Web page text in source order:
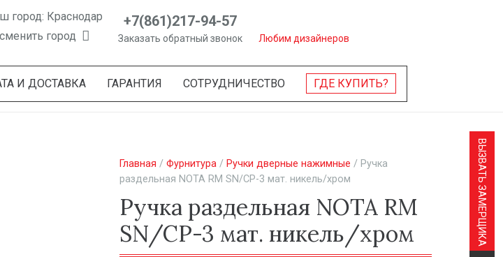
город: Краснодар
сменить город
+7(861)217-94-57
Заказать обратный звонок Любим дизайнеров
И ДОСТАВКА ГАРАНТИЯ СОТРУДНИЧЕСТВО ГДЕ КУПИТЬ?
Главная /Фурнитура / Ручки дверные нажимные / Ручка
раздельная NOTA RM SN/CP-3 мат. никель/хром
Ручка раздельная NOTA RM
SN/CP-3 мат. никель/хром
ВЫЗВАТЬ ЗАМЕРЩИКА